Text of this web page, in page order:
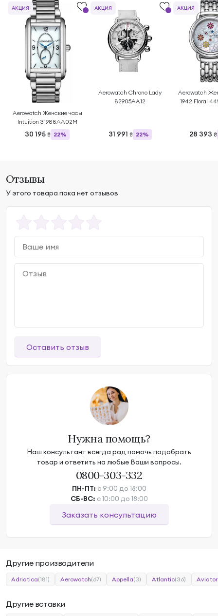
Aerowatch Женские часы
Intuition 31988AA02M
30 195 ₴ 22%
АКЦИЯ
Aerowatch Chrono Lady
82905AA12
31 991 ₴ 22%
АКЦИЯ
Aerowatch
1942 Floral
28 393 ₴
АКЦИЯ
Отзывы
У этого товара пока нет отзывов
Оставить отзыв
Нужна помощь?
Наш консультант всегда рад помочь подобрать
товар и ответить на любые Ваши вопросы.
0800-303-332
ПН-ПТ: с 9:00 до 18:00
СБ-ВС: с 10:00 до 18:00
Заказать консультацию
Другие производители
Adriatica(181) Aerowatch(67) Appella(3) Atlantic(36) Aviator
Другие вставки